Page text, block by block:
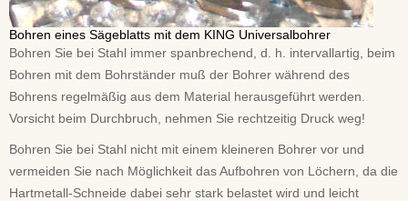
Bohren eines Sägeblatts mit dem KING Universalbohrer
Bohren Sie bei Stahl immer spanbrechend, d. h. intervallartig, beim
Bohren mit dem Bohrständer muß der Bohrer während des
Bohrens regelmäßig aus dem Material herausgeführt werden.
Vorsicht beim Durchbruch, nehmen Sie rechtzeitig Druck weg!
Bohren Sie bei Stahl nicht mit einem kleineren Bohrer vor und
vermeiden Sie nach Möglichkeit das Aufbohren von Löchern, da die
Hartmetall-Schneide dabei sehr stark belastet wird und leicht